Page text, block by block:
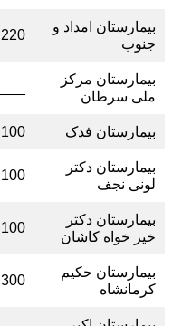
بیمارستان امداد و
جنوب
220 تخت خوابی
بیمارستان مرکز
ملی سرطان
بیمارستان فدک 100 تخت خوابی
بیمارستان دکتر
لونی نجف
100 تخت خوابی
بیمارستان دکتر
خیر خواه کاشان
100 تخت خوابی
بیمارستان حکیم
کرمانشاه
300 تخت خوابی